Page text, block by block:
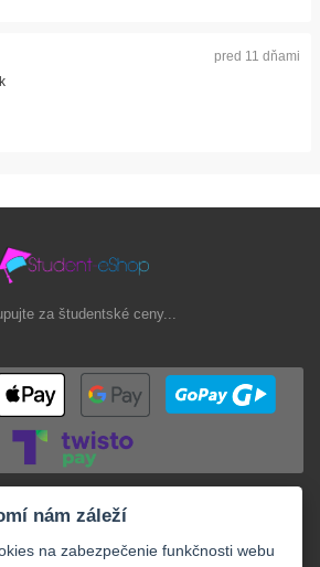
pred 11 dňami
za študentské ceny...
nám záleží
na zabezpečenie funkčnosti webu